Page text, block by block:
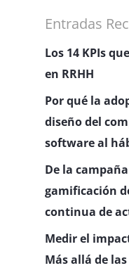
Entradas
Los 14 KPIs
en RRHH
Por qué la
diseño del
software al
De la
gamificación
continua de
Medir el
Más allá de